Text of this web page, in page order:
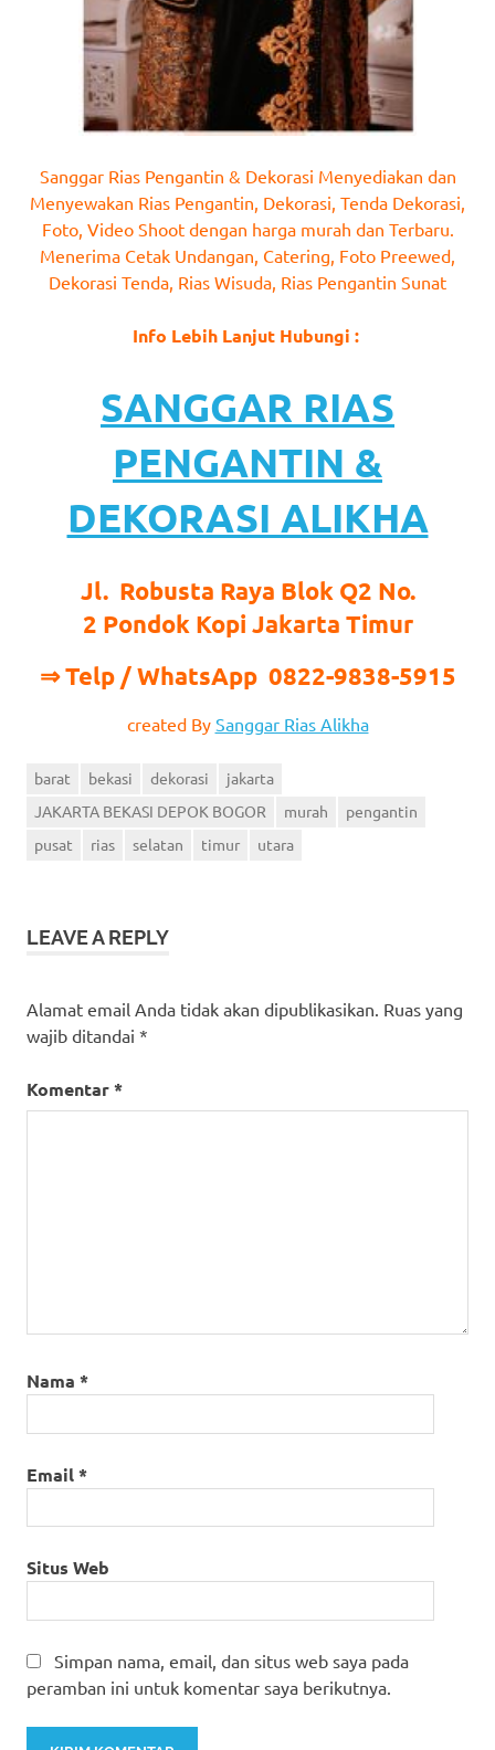
Sanggar Rias Pengantin & Dekorasi Menyediakan dan
Menyewakan Rias Pengantin, Dekorasi, Tenda Dekorasi,
Foto, Video Shoot dengan harga murah dan Terbaru.
Menerima Cetak Undangan, Catering, Foto Preewed,
Dekorasi Tenda, Rias Wisuda, Rias Pengantin Sunat
Info Lebih Lanjut Hubungi :
SANGGAR RIAS
PENGANTIN &
DEKORASI ALIKHA
Jl. Robusta Raya Blok Q2 No.
2 Pondok Kopi Jakarta Timur
⇒ Telp / WhatsApp 0822-9838-5915
created By Sanggar Rias Alikha
barat bekasi dekorasi
jakarta
JAKARTA BEKASI DEPOK BOGOR
murah
pengantin
pusat
rias selatan timur utara
LEAVE A REPLY
Alamat email Anda tidak akan dipublikasikan. Ruas yang
wajib ditandai *
Komentar*
Nama *
Email*
Situs Web
Simpan nama, email, dan situs web saya pada
peramban ini untuk komentar saya berikutnya.